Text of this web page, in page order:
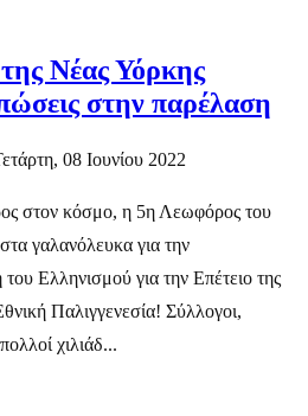
Νέας Υόρκης
στην παρέλαση
08 Ιουνίου 2022
στον κόσμο, η 5η Λεωφόρος του
γαλανόλευκα για την
Ελληνισμού για την Επέτειο της
Παλιγγενεσία! Σύλλογοι,
χιλιάδ...